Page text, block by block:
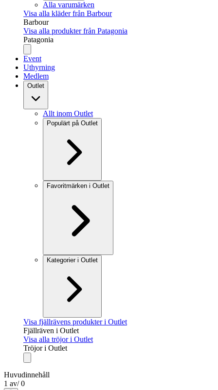
Alla varumärken
Visa alla kläder från Barbour
Barbour
Visa alla produkter från Patagonia
Patagonia
Event
Uthyrning
Medlem
Outlet
Allt inom Outlet
Populärt på Outlet
Favoritmärken i Outlet
Kategorier i Outlet
Visa fjällrävens produkter i Outlet
Fjällräven i Outlet
Visa alla tröjor i Outlet
Tröjor i Outlet
Huvudinnehåll
1 av/ 0